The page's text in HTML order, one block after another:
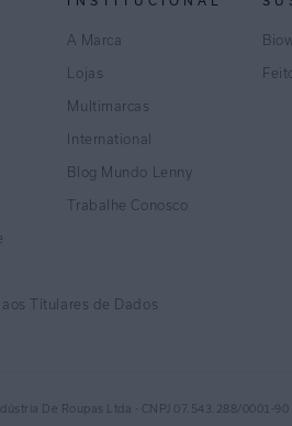
Títulares de Dados
A Marca
Lojas
Multimarcas
International
Blog Mundo Lenny
Trabalhe Conosco
De Roupas Ltda - CNPJ 07.543.288/0001-90